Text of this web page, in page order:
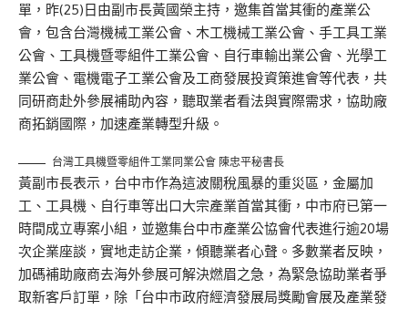
單，昨(25)日由副市長黃國榮主持，邀集首當其衝的產業公
會，包含台灣機械工業公會、木工機械工業公會、手工具工業
公會、工具機暨零組件工業公會、自行車輸出業公會、光學工
業公會、電機電子工業公會及工商發展投資策進會等代表，共
同研商赴外參展補助內容，聽取業者看法與實際需求，協助廠
商拓銷國際，加速產業轉型升級。
台灣工具機暨零組件工業同業公會 陳忠平秘書長
黃副市長表示，台中市作為這波關稅風暴的重災區，金屬加
工、工具機、自行車等出口大宗產業首當其衝，中市府已第一
時間成立專案小組，並邀集台中市產業公協會代表進行逾20場
次企業座談，實地走訪企業，傾聽業者心聲。多數業者反映，
加碼補助廠商去海外參展可解決燃眉之急，為緊急協助業者爭
取新客戶訂單，除「台中市政府經濟發展局獎勵會展及產業發